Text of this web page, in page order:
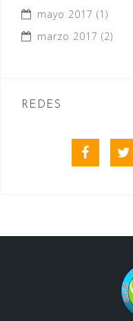
mayo 2017 (1)
marzo 2017 (2)
REDES
Facebook